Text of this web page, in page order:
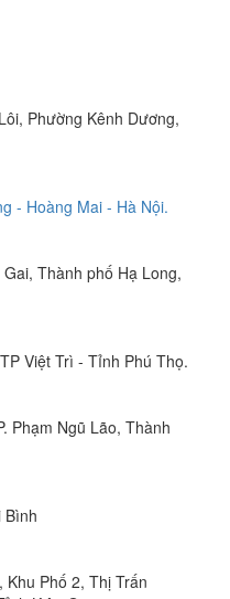
Phường Kênh Dương,
- Hoàng Mai - Hà Nội.
Thành phố Hạ Long,
Việt Trì - Tỉnh Phú Thọ.
Phạm Ngũ Lão, Thành
Bình
Phố 2, Thị Trấn